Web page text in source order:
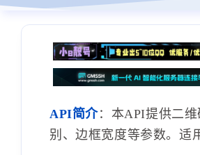
API简介：本API提供二
别、边框宽度等参数。适